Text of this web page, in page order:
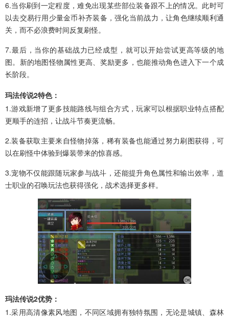
6.当你刷到一定程度，难免出现某些部位装备跟不上的情况。此时可
以去交易行用少量金币补齐装备，强化当前战力，让角色继续顺利通
关，而不必浪费时间反复刷怪。
7.最后，当你的基础战力已经成型，就可以开始尝试更高等级的地
图。新的地图怪物属性更高、奖励更多，也能推动角色进入下一个成
长阶段。
玛法传说2特色：
1.游戏新增了更多技能路线与组合方式，玩家可以根据职业特点搭配
更顺手的连招，让战斗节奏更流畅。
2.装备获取主要来自怪物掉落，稀有装备也能通过努力刷图获得，可
以在刷怪中体验到爆装带来的惊喜感。
3.宠物不仅能跟随玩家参与战斗，还能提升角色属性和输出效率，道
士职业的召唤玩法也获得强化，战术选择更多样。
玛法传说2优势：
1.采用高清像素风地图，不同区域拥有独特氛围，无论是城镇、森林